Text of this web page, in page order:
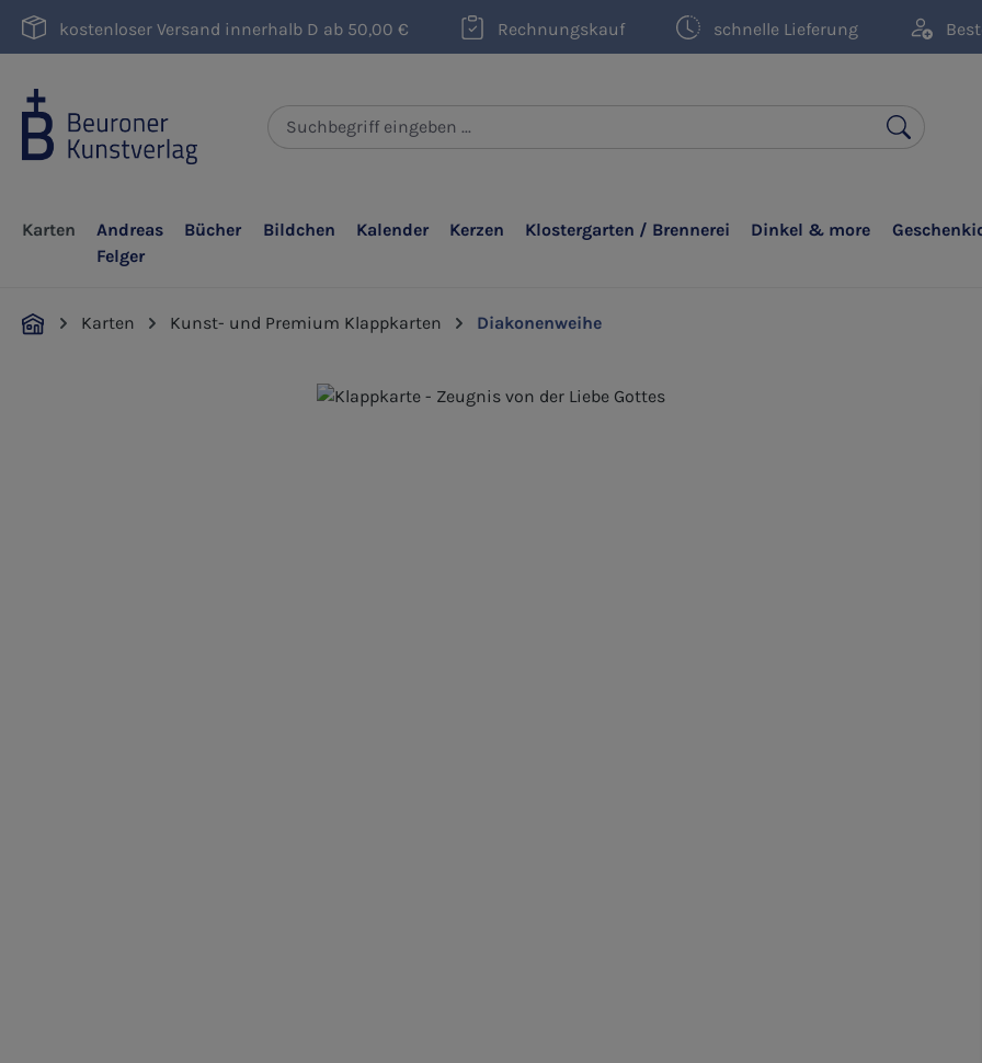
Hauptinhalt springen
Zur Suche springen
Zur Hauptnavigation springen
kostenloser Versand innerhalb D ab 50,00 € Rechnungskauf schnelle Lieferung
Karten
Andreas
Felger
Bücher Bildchen Kalender Kerzen Klostergarten / Brennerei Dinkel & more
Karten Kunst- und Premium Klappkarten Diakonenweihe